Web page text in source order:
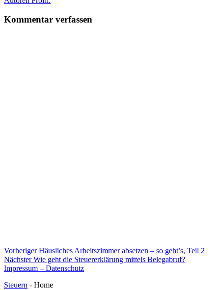
Kommentar verfassen
Beitragsnavigation
Vorheriger Vorheriger
Beitrag:
Häusliches Arbeitszimmer absetzen – so geht’s, Teil 2
Nächster Nächster
Beitrag:
Wie geht die Steuererklärung mittels Belegabruf?
Impressum – Datenschutz
Steuern - Home